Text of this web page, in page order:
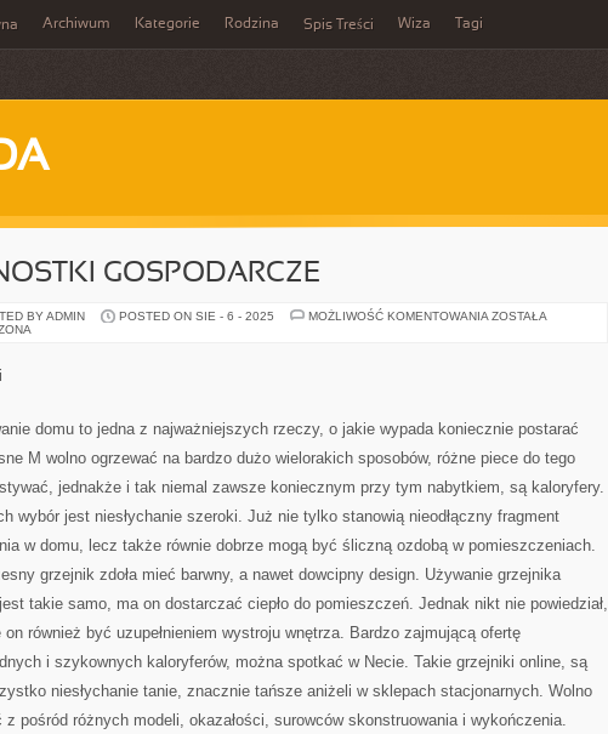
Archiwum Kategorie Rodzina Spis Treści Wiza Tagi
GOSPODARCZE
BY ADMIN POSTED ON SIE - 6 - 2025 MOŻLIWOŚĆ KOMENTOWANIA JEDNOSTKI
ZOSTAŁA
domu to jedna z najważniejszych rzeczy, o jakie wypada koniecznie postarać
M wolno ogrzewać na bardzo dużo wielorakich sposobów, różne piece do tego
jednakże i tak niemal zawsze koniecznym przy tym nabytkiem, są kaloryfery.
wybór jest niesłychanie szeroki. Już nie tylko stanowią nieodłączny fragment
w domu, lecz także równie dobrze mogą być śliczną ozdobą w pomieszczeniach.
grzejnik zdoła mieć barwny, a nawet dowcipny design. Używanie grzejnika
takie samo, ma on dostarczać ciepło do pomieszczeń. Jednak nikt nie powiedział,
on również być uzupełnieniem wystroju wnętrza. Bardzo zajmującą ofertę
i szykownych kaloryferów, można spotkać w Necie. Takie grzejniki online, są
niesłychanie tanie, znacznie tańsze aniżeli w sklepach stacjonarnych. Wolno
z pośród różnych modeli, okazałości, surowców skonstruowania i wykończenia.